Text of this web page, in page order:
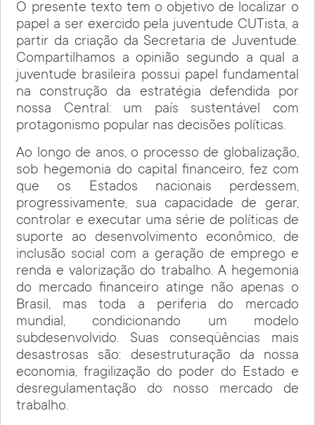
O presente texto tem o objetivo de localizar o
papel a ser exercido pela juventude CUTista, a
partir da criação da Secretaria de Juventude.
Compartilhamos a opinião segundo a qual a
juventude brasileira possui papel fundamental
na construção da estratégia defendida por
nossa Central: um país sustentável com
protagonismo popular nas decisões políticas.
Ao longo de anos, o processo de globalização,
sob hegemonia do capital financeiro, fez com
que os Estados nacionais perdessem,
progressivamente, sua capacidade de gerar,
controlar e executar uma série de políticas de
suporte ao desenvolvimento econômico, de
inclusão social com a geração de emprego e
renda e valorização do trabalho. A hegemonia
do mercado financeiro atinge não apenas o
Brasil, mas toda a periferia do mercado
mundial, condicionando um modelo
subdesenvolvido. Suas conseqüências mais
desastrosas são: desestruturação da nossa
economia, fragilização do poder do Estado e
desregulamentação do nosso mercado de
trabalho.